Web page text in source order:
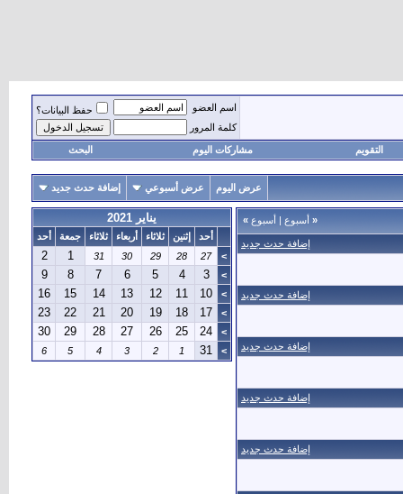
اسم العضو
حفظ البيانات؟
كلمة المرور
التقويم مشاركات اليوم البحث
عرض اليوم عرض أسبوعي إضافة حدث جديد
« أسبوع | أسبوع »
إضافة حدث جديد
إضافة حدث جديد
إضافة حدث جديد
إضافة حدث جديد
إضافة حدث جديد
يناير 2021
أحد إثنين ثلاثاء أربعاء ثلاثاء جمعة
أحد
>
27
28
29
30
31
1
2
>
3
4
5
6
7
8
9
>
10
11
12
13
14
15
16
>
17
18
19
20
21
22
23
>
24
25
26
27
28
29
30
>
31
1
2
3
4
5
6